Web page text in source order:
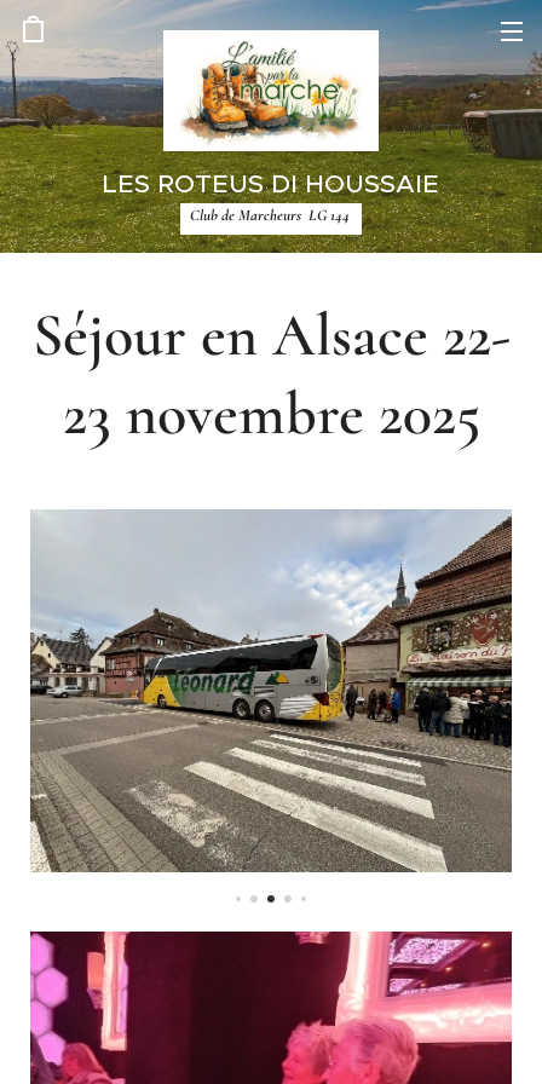
LES ROTEUS DI HOUSSAIE
Club de Marcheurs LG 144
Séjour en Alsace 22-
23 novembre 2025